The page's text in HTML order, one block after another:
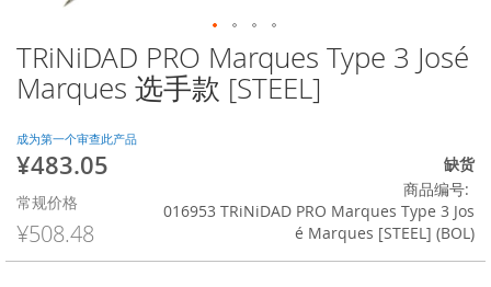
TRiNiDAD PRO Marques Type 3 José
Marques 选手款 [STEEL]
成为第一个审查此产品
特
价
格
¥483.05
常规价格
¥508.48
缺货
商品编号
016953 TRiNiDAD PRO Marques Type 3 Jos
é Marques [STEEL] (BOL)
跳
转
到
像
库
开
头